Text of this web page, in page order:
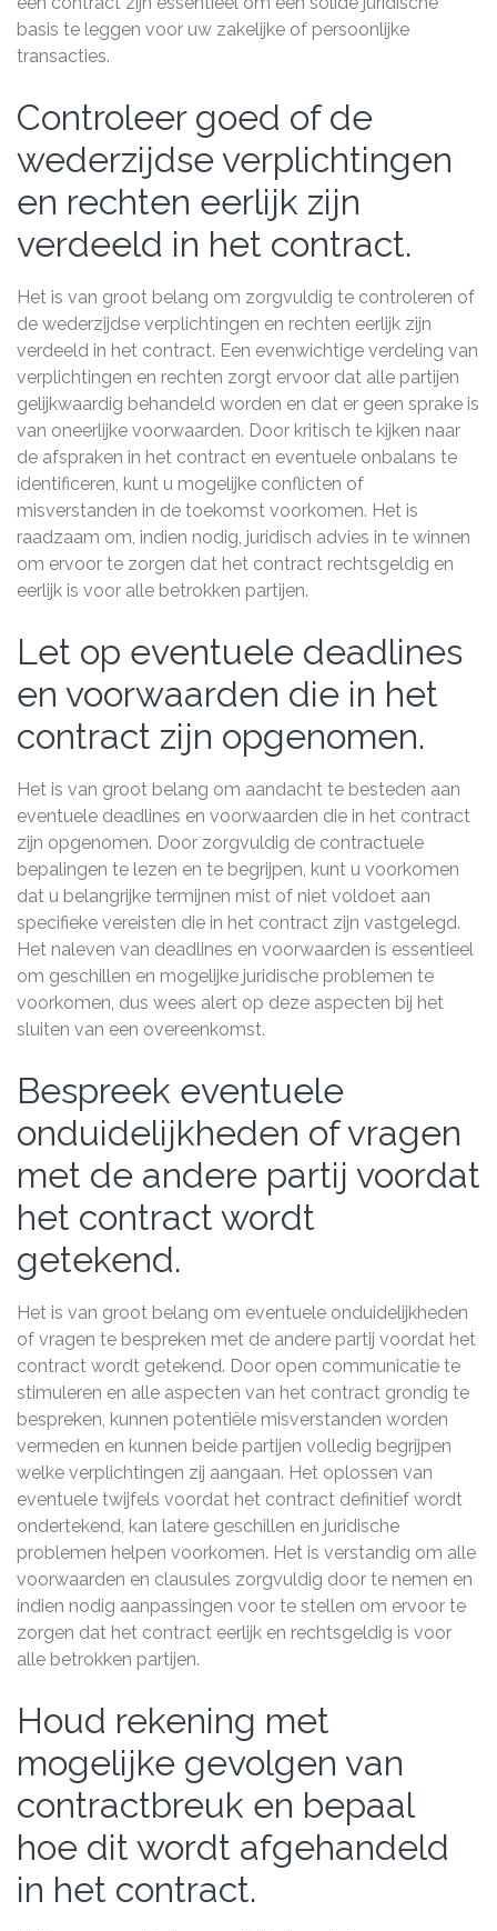
basis te leggen voor uw zakelijke of persoonlijke
transacties.
Controleer goed of de
wederzijdse verplichtingen
en rechten eerlijk zijn
verdeeld in het contract.
Het is van groot belang om zorgvuldig te controleren of
de wederzijdse verplichtingen en rechten eerlijk zijn
verdeeld in het contract. Een evenwichtige verdeling van
verplichtingen en rechten zorgt ervoor dat alle partijen
gelijkwaardig behandeld worden en dat er geen sprake is
van oneerlijke voorwaarden. Door kritisch te kijken naar
de afspraken in het contract en eventuele onbalans te
identificeren, kunt u mogelijke conflicten of
misverstanden in de toekomst voorkomen. Het is
raadzaam om, indien nodig, juridisch advies in te winnen
om ervoor te zorgen dat het contract rechtsgeldig en
eerlijk is voor alle betrokken partijen.
Let op eventuele deadlines
en voorwaarden die in het
contract zijn opgenomen.
Het is van groot belang om aandacht te besteden aan
eventuele deadlines en voorwaarden die in het contract
zijn opgenomen. Door zorgvuldig de contractuele
bepalingen te lezen en te begrijpen, kunt u voorkomen
dat u belangrijke termijnen mist of niet voldoet aan
specifieke vereisten die in het contract zijn vastgelegd.
Het naleven van deadlines en voorwaarden is essentieel
om geschillen en mogelijke juridische problemen te
voorkomen, dus wees alert op deze aspecten bij het
sluiten van een overeenkomst.
Bespreek eventuele
onduidelijkheden of vragen
met de andere partij voordat
het contract wordt
getekend.
Het is van groot belang om eventuele onduidelijkheden
of vragen te bespreken met de andere partij voordat het
contract wordt getekend. Door open communicatie te
stimuleren en alle aspecten van het contract grondig te
bespreken, kunnen potentiële misverstanden worden
vermeden en kunnen beide partijen volledig begrijpen
welke verplichtingen zij aangaan. Het oplossen van
eventuele twijfels voordat het contract definitief wordt
ondertekend, kan latere geschillen en juridische
problemen helpen voorkomen. Het is verstandig om alle
voorwaarden en clausules zorgvuldig door te nemen en
indien nodig aanpassingen voor te stellen om ervoor te
zorgen dat het contract eerlijk en rechtsgeldig is voor
alle betrokken partijen.
Houd rekening met
mogelijke gevolgen van
contractbreuk en bepaal
hoe dit wordt afgehandeld
in het contract.